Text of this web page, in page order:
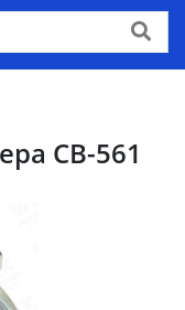
Найти
CB-561